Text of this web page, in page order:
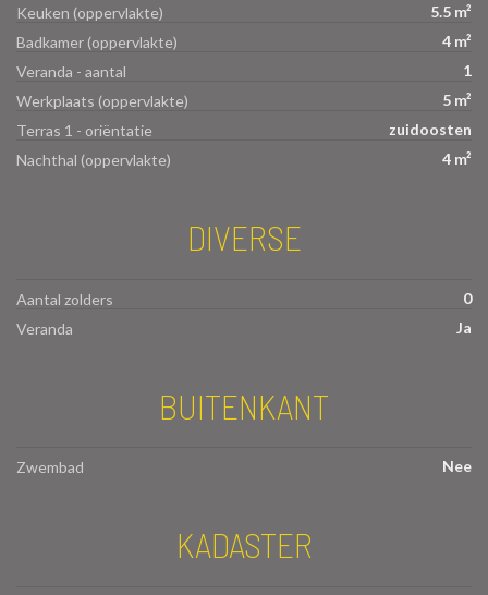
Keuken (oppervlakte)
5.5 m²
Badkamer (oppervlakte)
4 m²
Veranda - aantal
1
Werkplaats (oppervlakte)
5 m²
Terras 1 - oriëntatie
zuidoosten
Nachthal (oppervlakte)
4 m²
DIVERSE
Aantal zolders
0
Veranda
Ja
BUITENKANT
Zwembad Nee
KADASTER